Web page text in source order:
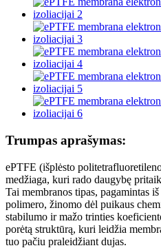
Trumpas aprašymas:
ePTFE (išplėsto
medžiaga, kuri rado daugybę
Tai membranos tipas, pagamintas
polimero, žinomo dėl puikaus
stabilumo ir mažo trinties
porėtą struktūrą, kuri leidžia
tuo pačiu praleidžiant dujas.